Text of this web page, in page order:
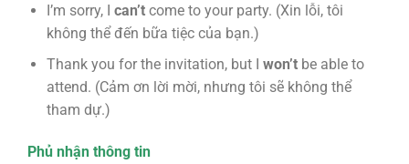
I’m sorry, I can’tcome to your party. (Xin lỗi, tôi
không thể đến bữa tiệc của bạn.)
Thank you for the invitation, but I won’tbe able to
attend. (Cảm ơn lời mời, nhưng tôi sẽ không thể
tham dự.)
Phủ nhận thông tin